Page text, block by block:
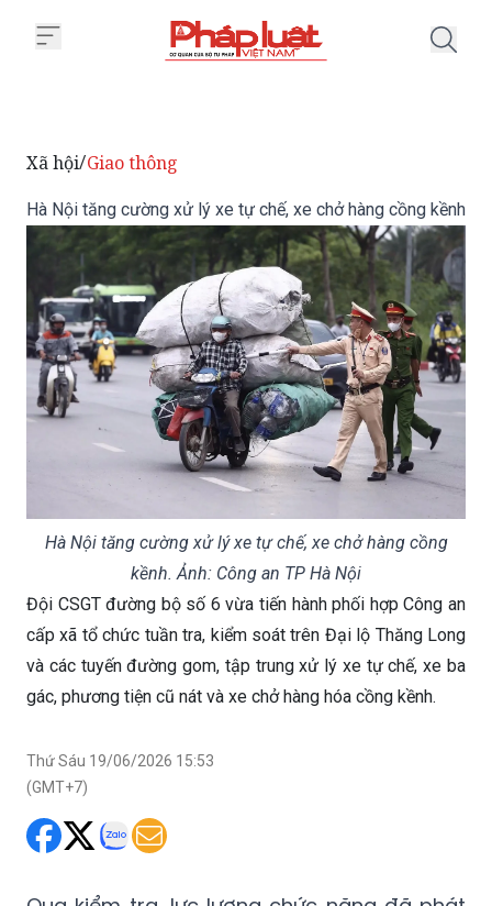
Xã hội / Giao thông
Hà Nội tăng cường xử lý xe tự chế, xe chở hàng cồng kềnh
Hà Nội tăng cường xử lý xe tự chế, xe chở hàng cồng
kềnh. Ảnh: Công an TP Hà Nội
Đội CSGT đường bộ số 6 vừa tiến hành phối hợp Công an
cấp xã tổ chức tuần tra, kiểm soát trên Đại lộ Thăng Long
gác, phương tiện cũ nát và xe chở hàng hóa cồng kềnh.
Thứ Sáu 19/06/2026 15:53